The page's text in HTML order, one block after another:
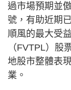
過市場預期並
號，有助近期
順風的最大受
（FVTPL）股
地股市整體表
業。